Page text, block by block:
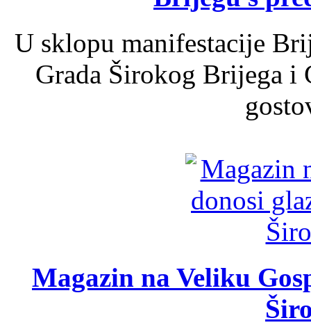
U sklopu manifestacije
Grada Širokog Brijega
Magazin na Veliku